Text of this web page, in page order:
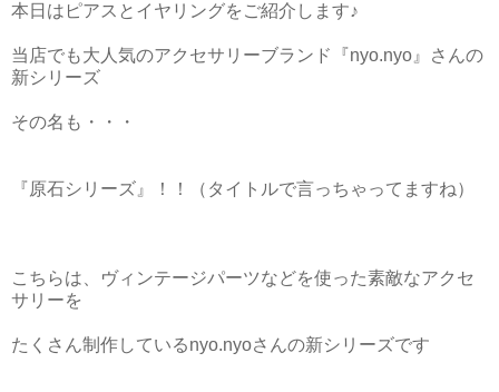
本日はピアスとイヤリングをご紹介します♪
当店でも大人気のアクセサリーブランド『nyo.nyo』さんの
新シリーズ
その名も・・・
『原石シリーズ』！！（タイトルで言っちゃってますね）
こちらは、ヴィンテージパーツなどを使った素敵なアクセ
サリーを
たくさん制作しているnyo.nyoさんの新シリーズです